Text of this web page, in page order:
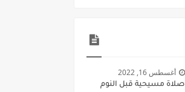
أغسطس 16, 2022
صلاة مسيحية قبل النوم